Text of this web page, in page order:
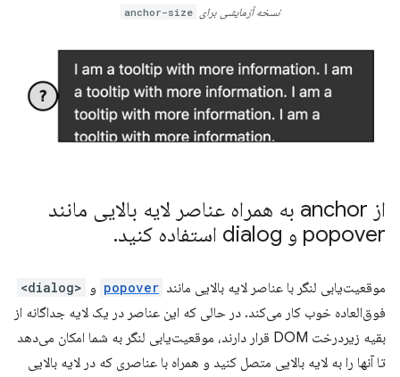
نسخه آزمایشی برای anchor-size
از anchor به همراه عناصر لایه بالایی مانند
popover و dialog استفاده کنید
.
موقعیت‌یابی لنگر با عناصر لایه بالایی مانند popover و <dialog>
فوق‌العاده خوب کار می‌کند. در حالی که این عناصر در یک لایه جداگانه از
بقیه زیردرخت DOM قرار دارند، موقعیت‌یابی لنگر به شما امکان می‌دهد
تا آنها را به لایه بالایی متصل کنید و همراه با عناصری که در لایه بالایی